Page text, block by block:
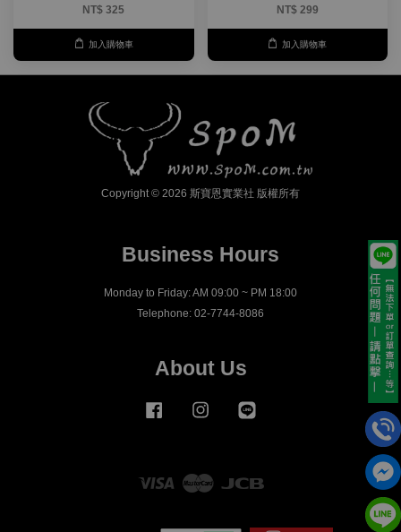
NT$ 325
加入購物車
NT$ 299
加入購物車
Copyright © 2026 斯寶恩實業社 版權所有
Business Hours
Monday to Friday: AM 09:00 ~ PM 18:00
Telephone: 02-7744-8086
About Us
Facebook Instagram
Visa Master